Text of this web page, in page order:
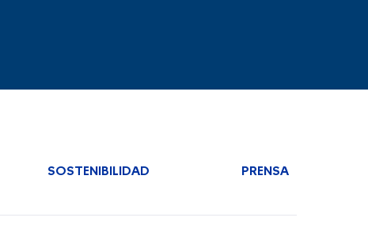
SOSTENIBILIDAD PRENSA